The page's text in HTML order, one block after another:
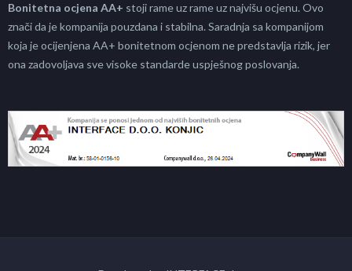
Bonitetna ocjena AA+ stoji rame uz rame uz najvišu ocjenu. Ovo
znači da je kompanija pouzdana i stabilna. Saradnja sa kompanijom
koja je ocijenjena AA+ bonitetnom ocjenom ne predstavlja rizik, jer
ona zadovoljava sve visoke standarde uspješnog poslovanja.